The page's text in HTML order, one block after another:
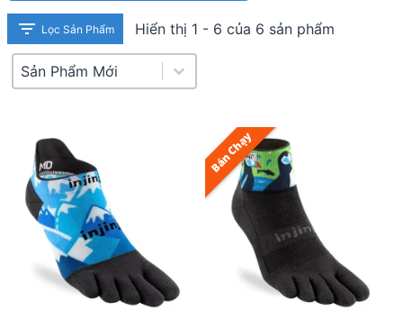
Lọc Sản Phẩm Hiển thị 1 - 6 của 6 sản phẩm
Product Sort
Sort content
Bán Chạy